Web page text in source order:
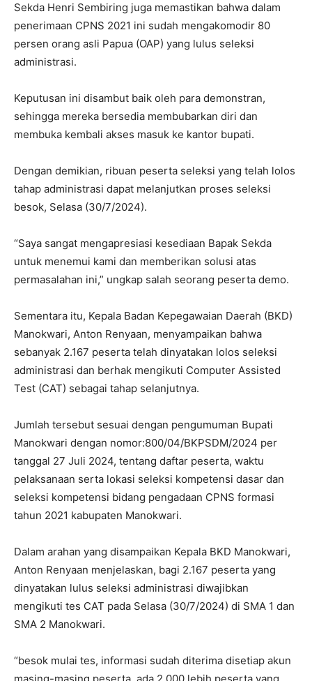
Sekda Henri Sembiring juga memastikan bahwa dalam
penerimaan CPNS 2021 ini sudah mengakomodir 80
persen orang asli Papua (OAP) yang lulus seleksi
administrasi.
Keputusan ini disambut baik oleh para demonstran,
sehingga mereka bersedia membubarkan diri dan
membuka kembali akses masuk ke kantor bupati.
Dengan demikian, ribuan peserta seleksi yang telah lolos
tahap administrasi dapat melanjutkan proses seleksi
besok, Selasa (30/7/2024).
“Saya sangat mengapresiasi kesediaan Bapak Sekda
untuk menemui kami dan memberikan solusi atas
permasalahan ini,” ungkap salah seorang peserta demo.
Sementara itu, Kepala Badan Kepegawaian Daerah (BKD)
Manokwari, Anton Renyaan, menyampaikan bahwa
sebanyak 2.167 peserta telah dinyatakan lolos seleksi
administrasi dan berhak mengikuti Computer Assisted
Test (CAT) sebagai tahap selanjutnya.
Jumlah tersebut sesuai dengan pengumuman Bupati
Manokwari dengan nomor:800/04/BKPSDM/2024 per
tanggal 27 Juli 2024, tentang daftar peserta, waktu
pelaksanaan serta lokasi seleksi kompetensi dasar dan
seleksi kompetensi bidang pengadaan CPNS formasi
tahun 2021 kabupaten Manokwari.
Dalam arahan yang disampaikan Kepala BKD Manokwari,
Anton Renyaan menjelaskan, bagi 2.167 peserta yang
dinyatakan lulus seleksi administrasi diwajibkan
mengikuti tes CAT pada Selasa (30/7/2024) di SMA 1 dan
SMA 2 Manokwari.
“besok mulai tes, informasi sudah diterima disetiap akun